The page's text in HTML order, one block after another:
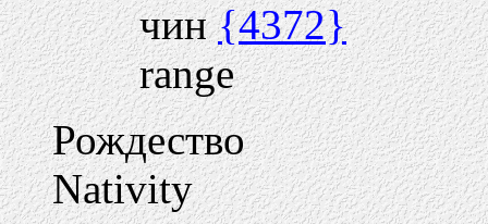
чин{4372}
range
Рождество
Nativity